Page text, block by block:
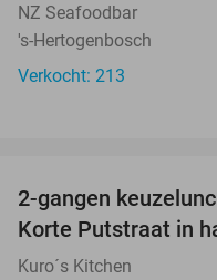
NZ Seafoodbar
's-Hertogenbosch
Verkocht: 213
2-gangen
Korte Putstraat in
Kuro´s Kitchen